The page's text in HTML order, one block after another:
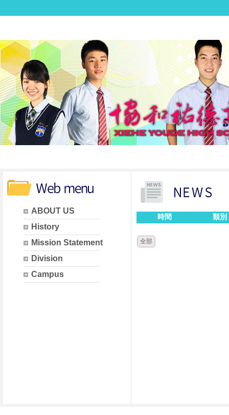
ABOUT US
History
Mission Statement
Division
Campus
時間 類別
全部